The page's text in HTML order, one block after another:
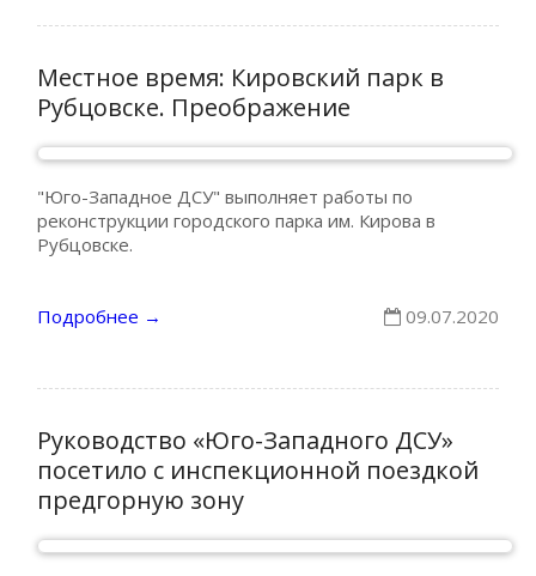
Местное время: Кировский парк в
Рубцовске. Преображение
"Юго-Западное ДСУ" выполняет работы по
реконструкции городского парка им. Кирова в
Рубцовске.
09.07.2020
Подробнее →
Руководство «Юго-Западного ДСУ»
посетило с инспекционной поездкой
предгорную зону